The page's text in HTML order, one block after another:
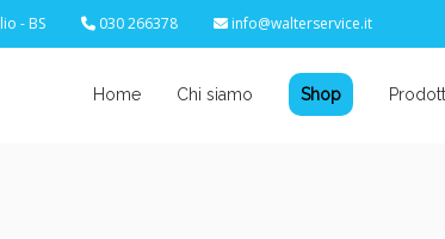
- BS 030 266378 info@walterservice.it
Home Chi siamo Shop